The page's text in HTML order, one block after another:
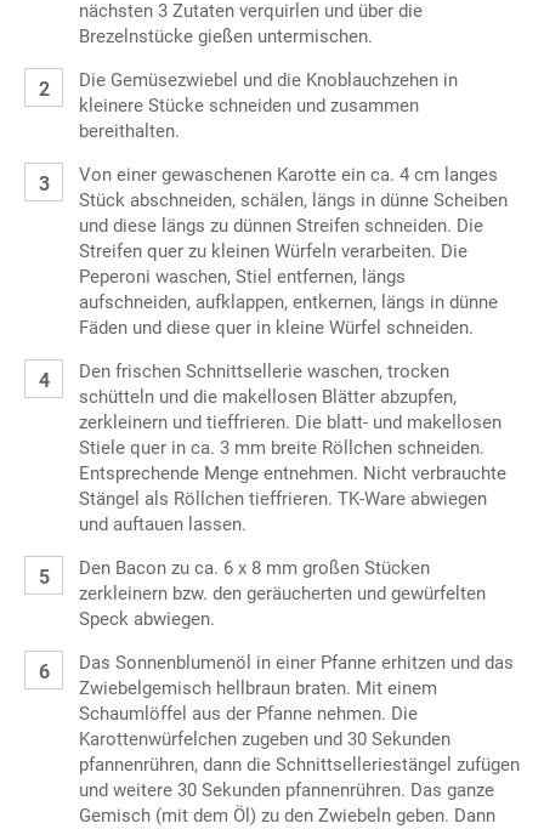
nächsten 3 Zutaten verquirlen und über die
Brezelnstücke gießen untermischen.
Die Gemüsezwiebel und die Knoblauchzehen in
kleinere Stücke schneiden und zusammen
bereithalten.
Von einer gewaschenen Karotte ein ca. 4 cm langes
Stück abschneiden, schälen, längs in dünne Scheiben
und diese längs zu dünnen Streifen schneiden. Die
Streifen quer zu kleinen Würfeln verarbeiten. Die
Peperoni waschen, Stiel entfernen, längs
aufschneiden, aufklappen, entkernen, längs in dünne
Fäden und diese quer in kleine Würfel schneiden.
Den frischen Schnittsellerie waschen, trocken
schütteln und die makellosen Blätter abzupfen,
zerkleinern und tieffrieren. Die blatt- und makellosen
Stiele quer in ca. 3 mm breite Röllchen schneiden.
Entsprechende Menge entnehmen. Nicht verbrauchte
Stängel als Röllchen tieffrieren. TK-Ware abwiegen
und auftauen lassen.
Den Bacon zu ca. 6 x 8 mm großen Stücken
zerkleinern bzw. den geräucherten und gewürfelten
Speck abwiegen.
Das Sonnenblumenöl in einer Pfanne erhitzen und das
Zwiebelgemisch hellbraun braten. Mit einem
Schaumlöffel aus der Pfanne nehmen. Die
Karottenwürfelchen zugeben und 30 Sekunden
pfannenrühren, dann die Schnittselleriestängel zufügen
und weitere 30 Sekunden pfannenrühren. Das ganze
Gemisch (mit dem Öl) zu den Zwiebeln geben. Dann